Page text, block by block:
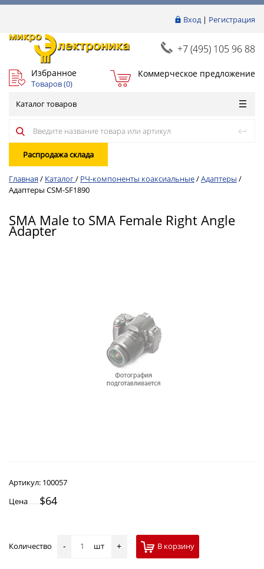
Вход| Регистрация
+7 (495) 105 96 88
Избранное
Товаров (0)
Коммерческое предложение
Каталог товаров
Распродажа склада
Главная / Каталог/ РЧ-компоненты коаксиальные/Адаптеры /
Адаптеры CSM-SF1890
SMA Male to SMA Female Right Angle
Adapter
Артикул: 100057
Цена
$64
Количество - шт + В корзину